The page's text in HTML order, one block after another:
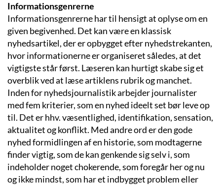
Informationsgenrerne
Informationsgenrerne har til hensigt at oplyse om en
given begivenhed. Det kan være en klassisk
nyhedsartikel, der er opbygget efter nyhedstrekanten,
hvor informationerne er organiseret således, at det
vigtigste står først. Læseren kan hurtigt skabe sig et
overblik ved at læse artiklens rubrik og manchet.
Inden for nyhedsjournalistik arbejder journalister
med fem kriterier, som en nyhed ideelt set bør leve op
til. Det er hhv. væsentlighed, identifikation, sensation,
aktualitet og konflikt. Med andre ord er den gode
nyhed formidlingen af en historie, som modtagerne
finder vigtig, som de kan genkende sig selv i, som
indeholder noget chokerende, som foregår her og nu
og ikke mindst, som har et indbygget problem eller